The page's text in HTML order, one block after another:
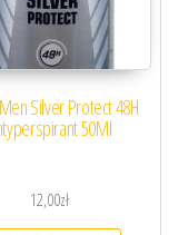
Silver Protect 48H
50Ml
12,00zł